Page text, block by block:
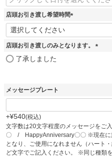
必
須
)
店頭お引き渡し希望時間
(
須
店頭お引き渡しのみとなります。
了承しました
メッセージプレート
+¥540 税込
文字数は20文字程度のメッセージをご
〇 / HappyAnniversary〇〇 ※現在に
となり、ご使用になれません（ハート
ど文字でご記入ください。 ※同じ種類